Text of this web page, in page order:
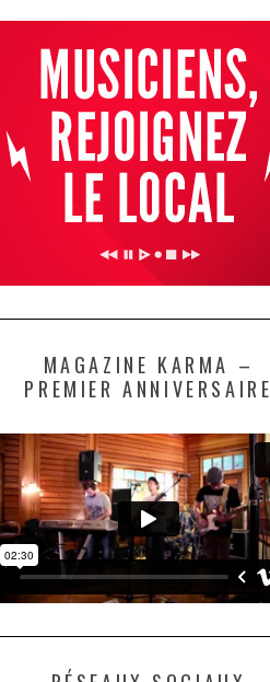
MAGAZINE KARMA –
PREMIER ANNIVERSAIRE